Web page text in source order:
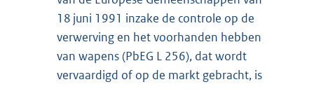
18 juni 1991 inzake de controle op de
verwerving en het voorhanden hebben
van wapens (PbEG L 256), dat wordt
vervaardigd of op de markt gebracht, is